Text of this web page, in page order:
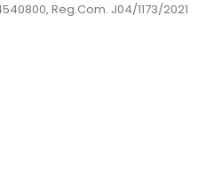
Reg.Com. J04/1173/2021